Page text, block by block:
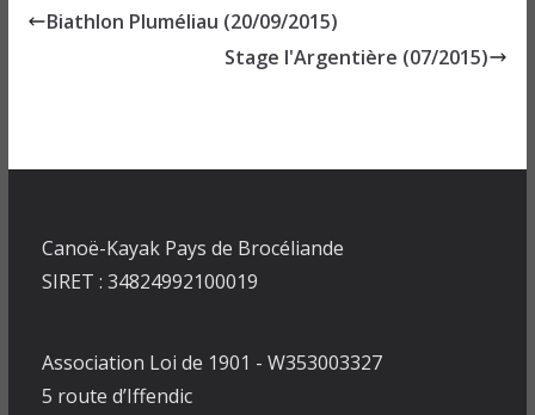
Biathlon Pluméliau (20/09/2015)
Stage l'Argentière (07/2015)
Canoë-Kayak Pays de Brocéliande
SIRET : 34824992100019
Association Loi de 1901 - W353003327
5 route d’Iffendic